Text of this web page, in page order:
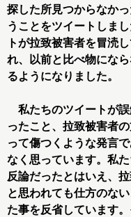
探した所見つからなか
うことをツイートしま
トが拉致被害者を冒涜
れ、以前と比べ物にな
るようになりました。
私たちのツイートが
ったこと、拉致被害者
って傷つくような発言
なく思っています。私
反論だったとはいえ、
と思われても仕方のな
た事を反省しています